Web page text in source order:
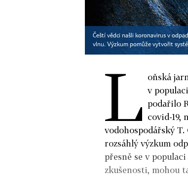
Čeští vědci našli koronavirus v
vlnu. Výzkum pomůže vytvořit
L oňská
v
podařilo
covid-19,
vodohospodářský
rozsáhlý výzkum
přesně se v
zkušenosti, mohou